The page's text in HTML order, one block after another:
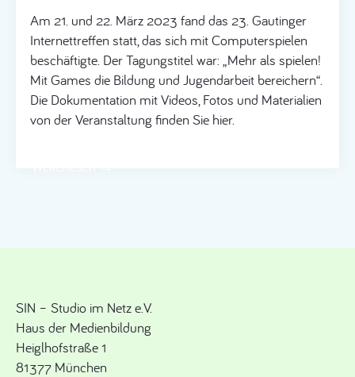
Am 21. und 22. März 2023 fand das 23. Gautinger
Internettreffen statt, das sich mit Computerspielen
beschäftigte. Der Tagungstitel war: „Mehr als spielen!
Mit Games die Bildung und Jugendarbeit bereichern“.
Die Dokumentation mit Videos, Fotos und Materialien
von der Veranstaltung finden Sie hier.
SIN – Studio im Netz e.V.
Haus der Medienbildung
Heiglhofstraße 1
81377 München